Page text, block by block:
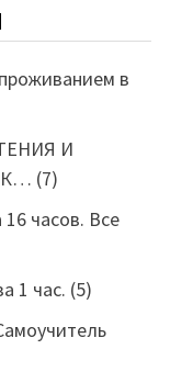
в
И
(7)
часов. Все
1 час. (5)